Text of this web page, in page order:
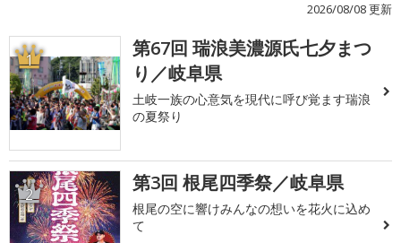
2026/08/08 更新
1
第67回 瑞浪美濃源氏七夕まつ
り／岐阜県
土岐一族の心意気を現代に呼び覚ます瑞浪
の夏祭り
2 第3回 根尾四季祭／岐阜県
根尾の空に響けみんなの想いを花火に込め
て